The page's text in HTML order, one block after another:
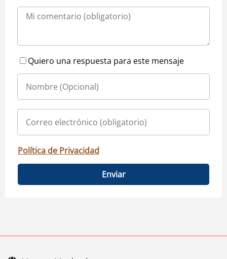
Quiero una respuesta para este mensaje
Política de Privacidad
Enviar